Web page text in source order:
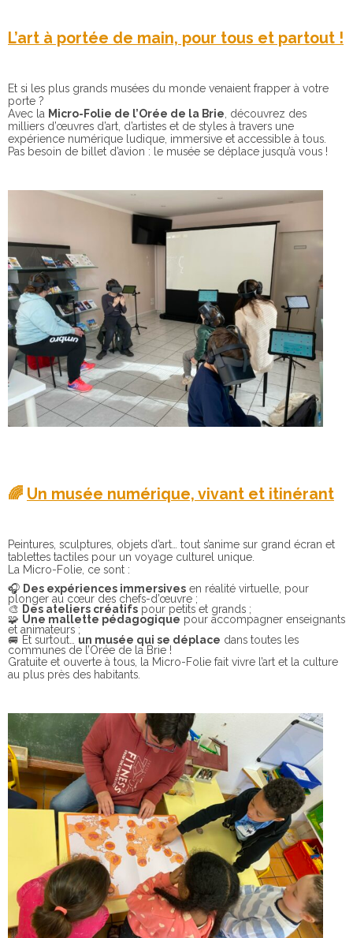
L’art à portée de main, pour tous et partout !
Et si les plus grands musées du monde venaient frapper à votre
porte ?
Avec la Micro-Folie de l’Orée de la Brie , découvrez des
milliers d’œuvres d’art, d’artistes et de styles à travers une
expérience numérique ludique, immersive et accessible à tous.
Pas besoin de billet d’avion : le musée se déplace jusqu’à vous !
🌈 Un musée numérique, vivant et itinérant
Peintures, sculptures, objets d’art… tout s’anime sur grand écran et
tablettes tactiles pour un voyage culturel unique.
La Micro-Folie, ce sont :
🎧 Des expériences immersives en réalité virtuelle, pour
plonger au cœur des chefs-d’œuvre ;
🎨 Des ateliers créatifs pour petits et grands ;
🧩 Une mallette pédagogique pour accompagner enseignants
et animateurs ;
🚐 Et surtout… un musée qui se déplace dans toutes les
communes de l’Orée de la Brie !
Gratuite et ouverte à tous, la Micro-Folie fait vivre l’art et la culture
au plus près des habitants.